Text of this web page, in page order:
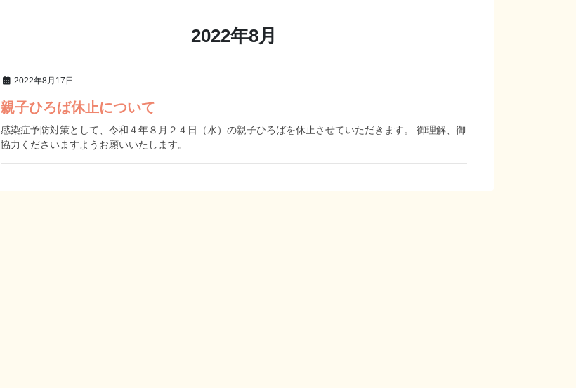
2022年8月
2022年8月17日
親子ひろば休止について
感染症予防対策として、令和４年８月２４日（水）の親子ひろばを休止させていただきます。 御理解、御
協力くださいますようお願いいたします。